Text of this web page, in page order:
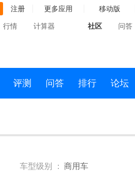
注册 更多应用 移动版
行情 计算器 社区 问答
评测 问答 排行 论坛
车型级别 ： 商用车